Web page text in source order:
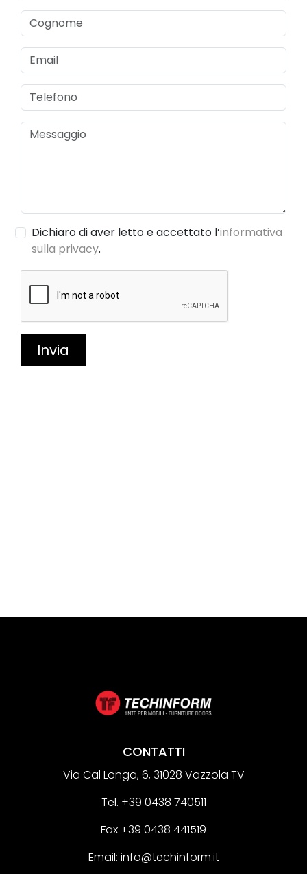
Dichiaro di aver letto e accettato l’informativa
sulla privacy.
CONTATTI
Via Cal Longa, 6, 31028 Vazzola TV
Tel. +39 0438 740511
Fax +39 0438 441519
Email: info@techinform.it